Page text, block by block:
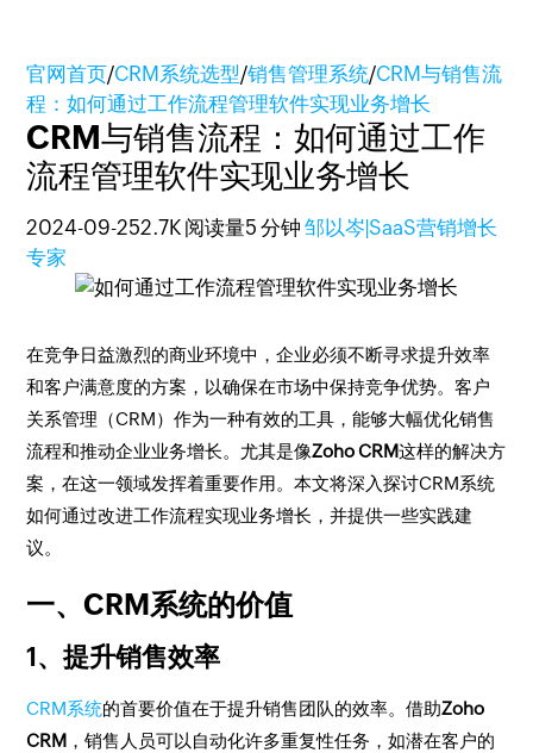
官网首页/CRM系统选型/销售管理系统/CRM与销售流
程：如何通过工作流程管理软件实现业务增长
CRM与销售流程：如何通过工作
流程管理软件实现业务增长
2024-09-252.7K 阅读量5 分钟 邹以岑|SaaS营销增长
专家
在竞争日益激烈的商业环境中，企业必须不断寻求提升效率
和客户满意度的方案，以确保在市场中保持竞争优势。客户
关系管理（CRM）作为一种有效的工具，能够大幅优化销售
流程和推动企业业务增长。尤其是像Zoho CRM这样的解决方
案，在这一领域发挥着重要作用。本文将深入探讨CRM系统
如何通过改进工作流程实现业务增长，并提供一些实践建
议。
一、CRM系统的价值
1、提升销售效率
CRM系统的首要价值在于提升销售团队的效率。借助Zoho
CRM ，销售人员可以自动化许多重复性任务，如潜在客户的